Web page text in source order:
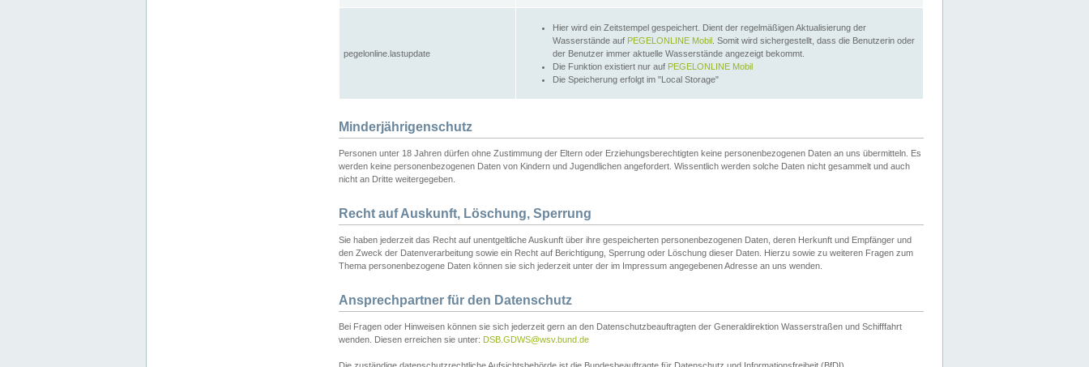
pegelonline.lastupdate
Hier wird ein Zeitstempel gespeichert. Dient der regelmäßigen Aktualisierung der
Wasserstände auf PEGELONLINE Mobil . Somit wird sichergestellt, dass die Benutzerin oder
der Benutzer immer aktuelle Wasserstände angezeigt bekommt.
Die Funktion existiert nur auf PEGELONLINE Mobil
Die Speicherung erfolgt im "Local Storage"
Minderjährigenschutz
Personen unter 18 Jahren dürfen ohne Zustimmung der Eltern oder Erziehungsberechtigten keine personenbezogenen Daten an uns übermitteln. Es
werden keine personenbezogenen Daten von Kindern und Jugendlichen angefordert. Wissentlich werden solche Daten nicht gesammelt und auch
nicht an Dritte weitergegeben.
Recht auf Auskunft, Löschung, Sperrung
Sie haben jederzeit das Recht auf unentgeltliche Auskunft über ihre gespeicherten personenbezogenen Daten, deren Herkunft und Empfänger und
den Zweck der Datenverarbeitung sowie ein Recht auf Berichtigung, Sperrung oder Löschung dieser Daten. Hierzu sowie zu weiteren Fragen zum
Thema personenbezogene Daten können sie sich jederzeit unter der im Impressum angegebenen Adresse an uns wenden.
Ansprechpartner für den Datenschutz
Bei Fragen oder Hinweisen können sie sich jederzeit gern an den Datenschutzbeauftragten der Generaldirektion Wasserstraßen und Schifffahrt
wenden. Diesen erreichen sie unter: DSB.GDWS@wsv.bund.de